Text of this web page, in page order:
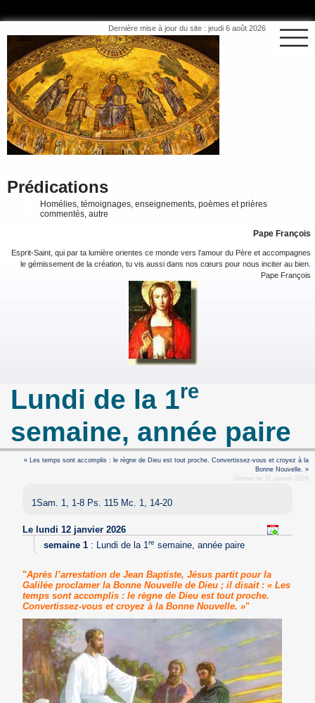
Dernière mise à jour du site : jeudi 6 août 2026
Prédications
Homélies, témoignages, enseignements, poèmes et prières
commentés, autre
Pape François
Esprit-Saint, qui par ta lumière orientes ce monde vers l’amour du Père et accompagnes
le gémissement de la création, tu vis aussi dans nos cœurs pour nous inciter au bien.
Pape François
Lundi de la 1re
semaine, année paire
« Les temps sont accomplis : le règne de Dieu est tout proche. Convertissez-vous et croyez à la
Bonne Nouvelle. »
Dimanche 11 janvier 2026
1Sam. 1, 1-8 Ps. 115 Mc. 1, 14-20
Le lundi 12 janvier 2026
semaine 1: Lundi de la 1re semaine, année paire
"Après l’arrestation de Jean Baptiste, Jésus partit pour la
Galilée proclamer la Bonne Nouvelle de Dieu ; il disait : « Les
temps sont accomplis : le règne de Dieu est tout proche.
Convertissez-vous et croyez à la Bonne Nouvelle. »"